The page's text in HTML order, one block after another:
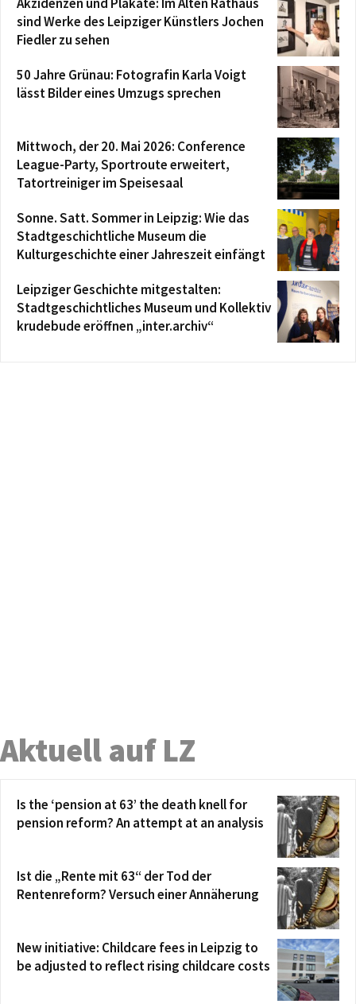
sind Werke des Leipziger Künstlers Jochen
Fiedler zu sehen
50 Jahre Grünau: Fotografin Karla Voigt
lässt Bilder eines Umzugs sprechen
Mittwoch, der 20. Mai 2026: Conference
League-Party, Sportroute erweitert,
Tatortreiniger im Speisesaal
Sonne. Satt. Sommer in Leipzig: Wie das
Stadtgeschichtliche Museum die
Kulturgeschichte einer Jahreszeit einfängt
Leipziger Geschichte mitgestalten:
Stadtgeschichtliches Museum und Kollektiv
krudebude eröffnen „inter.archiv“
Aktuell auf LZ
Is the ‘pension at 63’ the death knell for
pension reform? An attempt at an analysis
Ist die „Rente mit 63“ der Tod der
Rentenreform? Versuch einer Annäherung
New initiative: Childcare fees in Leipzig to
be adjusted to reflect rising childcare costs